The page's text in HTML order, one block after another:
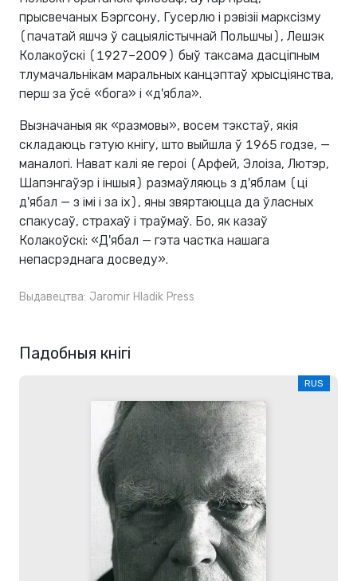
прысвечаных Бэргсону, Гусерлю і рэвізіі марксізму
(пачатай яшчэ ў сацыялістычнай Польшчы), Лешэк
Колакоўскі (1927–2009) быў таксама дасціпным
тлумачальнікам маральных канцэптаў хрысціянства,
перш за ўсё «бога» і «д'ябла».
Вызначаныя як «размовы», восем тэкстаў, якія
складаюць гэтую кнігу, што выйшла ў 1965 годзе, —
маналогі. Нават калі яе героі (Арфей, Элоіза, Лютэр,
Шапэнгаўэр і іншыя) размаўляюць з д'яблам (ці
д'ябал — з імі і за іх), яны звяртаюцца да ўласных
спакусаў, страхаў і траўмаў. Бо, як казаў
Колакоўскі: «Д'ябал — гэта частка нашага
непасрэднага досведу».
Выдавецтва: Jaromir Hladik Press
Падобныя кнігі
RUS